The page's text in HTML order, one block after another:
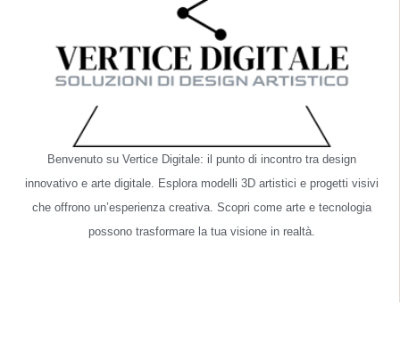
Benvenuto su Vertice Digitale: il punto di incontro tra design
innovativo e arte digitale. Esplora modelli 3D artistici e progetti visivi
che offrono un’esperienza creativa. Scopri come arte e tecnologia
possono trasformare la tua visione in realtà.